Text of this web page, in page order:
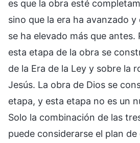
es que la obra esté
sino que la era ha avanzado y
se ha elevado más que antes.
esta etapa de la obra se
de la Era de la Ley y sobre la
Jesús. La obra de Dios se
etapa, y esta etapa no es un
Solo la combinación de las
puede considerarse el plan